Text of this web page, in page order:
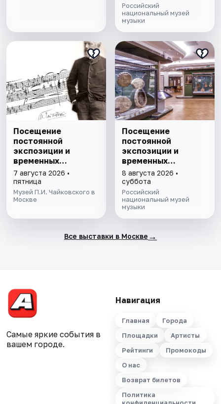
Российский
национальный музей
музыки
Посещение
постоянной
экспозиции и
временных
выставок музея
П.И. Чайковского
7 августа 2026 •
пятница
Музей П.И. Чайковского в
Москве
Посещение
постоянной
экспозиции и
временных
выставок Музея
музыки
8 августа 2026 •
суббота
Российский
национальный музей
музыки
Все выставки в Москве →
Самые яркие события в
вашем городе.
Навигация
Главная
Города
Площадки
Артисты
Рейтинги
Промокоды
О нас
Возврат билетов
Политика